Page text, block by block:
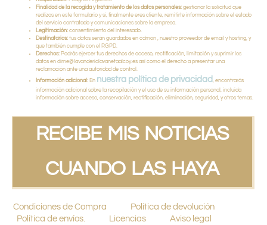
Finalidad de la recogida y tratamiento de los datos personales: gestionar la solicitud que
realizas en este formulario y si, finalmente eres cliente, remitirte información sobre el estado
del servicio contratado y comunicaciones sobre la empresa.
Legitimación: consentimiento del interesado.
Destinatarios: tus datos serán guardados en cdmon , nuestro proveedor de email y hosting, y
que también cumple con el RGPD.
Derechos: Podrás ejercer tus derechos de acceso, rectificación, limitación y suprimir los
datos en dime@lavanderialavanetaalcoy.es así como el derecho a presentar una
reclamación ante una autoridad de control.
Información adicional: En nuestra política de privacidad
, encontrarás
información adicional sobre la recopilación y el uso de su información personal, incluida
información sobre acceso, conservación, rectificación, eliminación, seguridad, y otros temas.
RECIBE MIS NOTICIAS
CUANDO LAS HAYA
Condiciones de Compra
Política de devolución
Política de envíos.
Licencias
Aviso legal